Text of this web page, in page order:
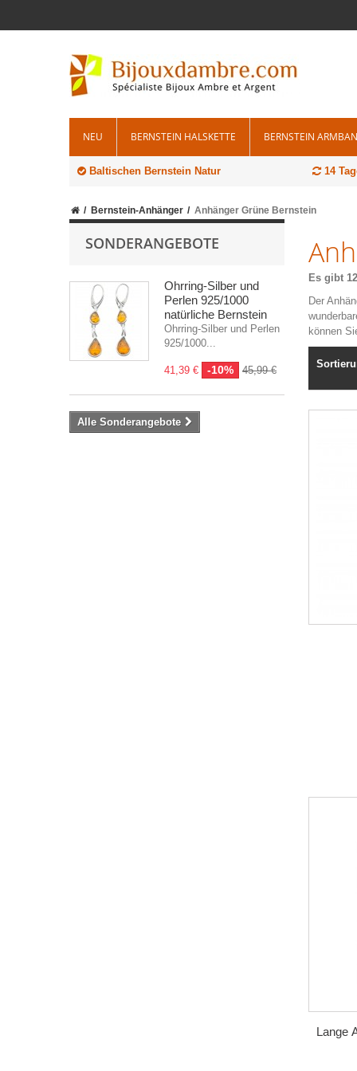
NEU BERNSTEIN HALSKETTE BERNSTEIN
Baltischen Bernstein Natur 14
Bernstein-Anhänger Anhänger Grüne Bernstein
SONDERANGEBOTE
Ohrring-Silber und
Perlen 925/1000
natürliche Bernstein
Ohrring-Silber und Perlen
925/1000...
41,39 € -10% 45,99 €
Alle Sonderangebote
Es gibt
Der
können
Lange